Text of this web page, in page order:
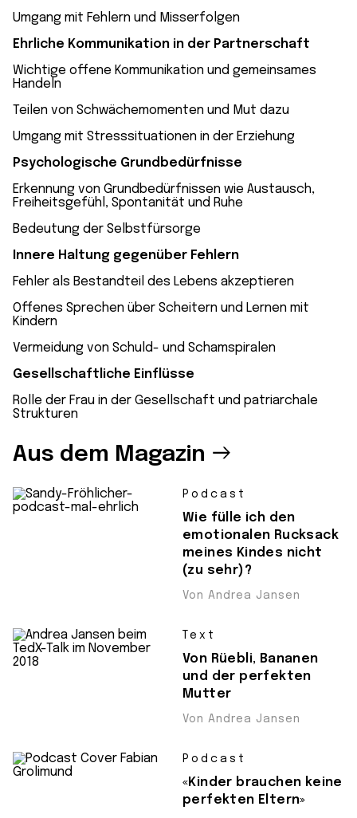
Umgang mit Fehlern und Misserfolgen
Ehrliche Kommunikation in der Partnerschaft
Wichtige offene Kommunikation und gemeinsames
Handeln
Teilen von Schwächemomenten und Mut dazu
Umgang mit Stresssituationen in der Erziehung
Psychologische Grundbedürfnisse
Erkennung von Grundbedürfnissen wie Austausch,
Freiheitsgefühl, Spontanität und Ruhe
Bedeutung der Selbstfürsorge
Innere Haltung gegenüber Fehlern
Fehler als Bestandteil des Lebens akzeptieren
Offenes Sprechen über Scheitern und Lernen mit
Kindern
Vermeidung von Schuld- und Schamspiralen
Gesellschaftliche Einflüsse
Rolle der Frau in der Gesellschaft und patriarchale
Strukturen
Aus dem Magazin
Podcast
Wie fülle ich den
emotionalen Rucksack
meines Kindes nicht
(zu sehr)?
Von Andrea Jansen
Text
Von Rüebli, Bananen
und der perfekten
Mutter
Von Andrea Jansen
Podcast
«Kinder brauchen keine
perfekten Eltern»